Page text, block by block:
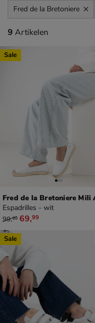
Fred de la Bretoniere
9 artikelen
9 Artikelen
Fred de la Bretoniere Mili
Espadrilles - wit
van € 99,99 voor € 69,99
99,99 69,99
Sale
Sale